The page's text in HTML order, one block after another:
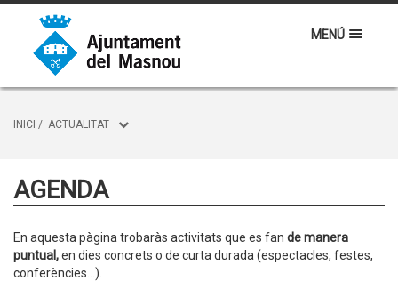
MENÚ
INICI / ACTUALITAT
AGENDA
En aquesta pàgina trobaràs activitats que es fan de manera
puntual,en dies concrets o de curta durada (espectacles, festes,
conferències...).